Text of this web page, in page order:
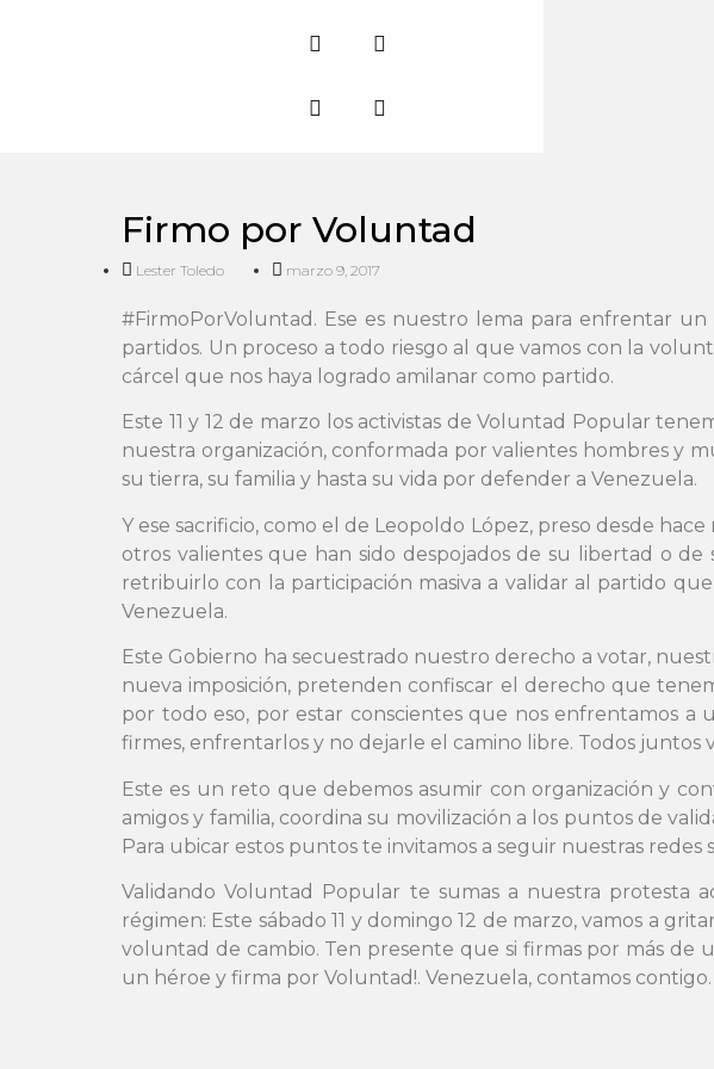
Firmo por Voluntad
Lester Toledo marzo 9, 2017
#FirmoPorVoluntad. Ese es nuestro lema para enfrentar
partidos. Un proceso a todo riesgo al que vamos con la
cárcel que nos haya logrado amilanar como partido.
Este 11 y 12 de marzo los activistas de Voluntad Popular
nuestra organización, conformada por valientes hombres y
su tierra, su familia y hasta su vida por defender a Venezuela.
Y ese sacrificio, como el de Leopoldo López, preso desde
otros valientes que han sido despojados de su libertad o
retribuirlo con la participación masiva a validar al partido
Venezuela.
Este Gobierno ha secuestrado nuestro derecho a votar,
nueva imposición, pretenden confiscar el derecho que
por todo eso, por estar conscientes que nos enfrentamos a
firmes, enfrentarlos y no dejarle el camino libre. Todos juntos
Este es un reto que debemos asumir con organización y
amigos y familia, coordina su movilización a los puntos de
Para ubicar estos puntos te invitamos a seguir nuestras
Validando Voluntad Popular te sumas a nuestra protesta
régimen: Este sábado 11 y domingo 12 de marzo, vamos a
voluntad de cambio. Ten presente que si firmas por más de
un héroe y firma por Voluntad!. Venezuela, contamos contigo.